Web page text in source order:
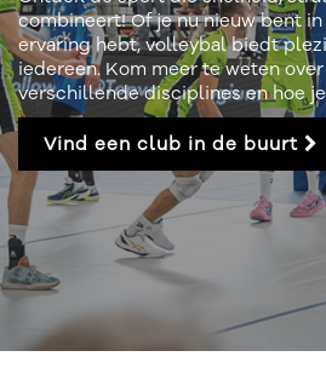
combineert! Of je nu nieuw bent
ervaring hebt, volleybal biedt
iedereen. Kom meer te weten
verschillende disciplines en hoe
Vind een club in de buurt